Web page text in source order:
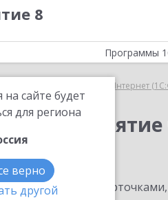
8
сайте будет
для региона
верно
другой
Программы
1С:Предприятие через Интернет